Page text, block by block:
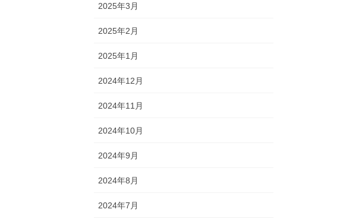
2025年3月
2025年2月
2025年1月
2024年12月
2024年11月
2024年10月
2024年9月
2024年8月
2024年7月